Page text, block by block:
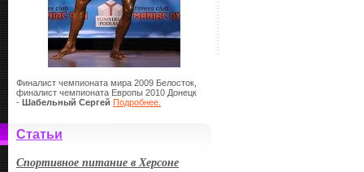
Финалист чемпионата мира 2009 Белосток,
финалист чемпионата Европы 2010 Донецк
- Шабельный Сергей Подробнее.
Статьи
Спортивное питание в Херсоне